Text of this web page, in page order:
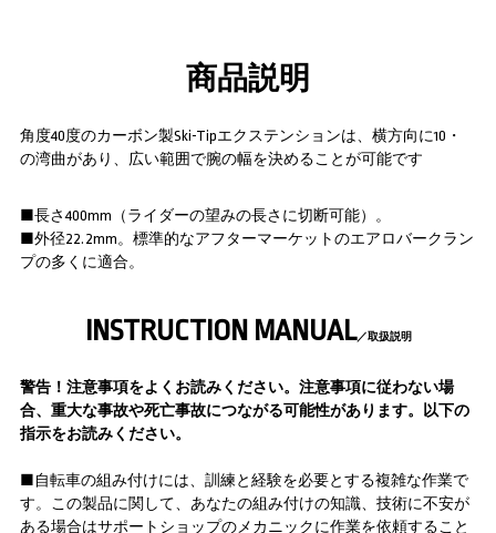
商品説明
角度40度のカーボン製Ski-Tipエクステンションは、横方向に10・
の湾曲があり、広い範囲で腕の幅を決めることが可能です
■長さ400mm（ライダーの望みの長さに切断可能）。
■外径22.2mm。標準的なアフターマーケットのエアロバークラン
プの多くに適合。
INSTRUCTION MANUAL／取扱説明
警告！注意事項をよくお読みください。注意事項に従わない場
合、重大な事故や死亡事故につながる可能性があります。以下の
指示をお読みください。
■自転車の組み付けには、訓練と経験を必要とする複雑な作業で
す。この製品に関して、あなたの組み付けの知識、技術に不安が
ある場合はサポートショップのメカニックに作業を依頼すること